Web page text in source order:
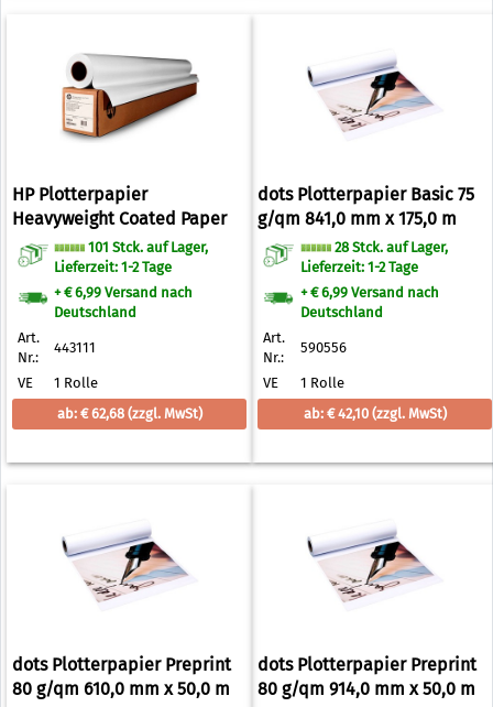
HP Plotterpapier
Heavyweight Coated Paper
130 g/qm 610,0 mm x 30,0 m
101 Stck. auf Lager,
Lieferzeit: 1-2 Tage
+ € 6,99 Versand nach
Deutschland
Art.
Nr.:
443111
VE
1 Rolle
ab: € 62,68 (zzgl. MwSt)
dots Plotterpapier Basic 75
g/qm 841,0 mm x 175,0 m
28 Stck. auf Lager,
Lieferzeit: 1-2 Tage
+ € 6,99 Versand nach
Deutschland
Art.
Nr.:
590556
VE
1 Rolle
ab: € 42,10 (zzgl. MwSt)
dots Plotterpapier Preprint
80 g/qm 610,0 mm x 50,0 m
dots Plotterpapier Preprint
80 g/qm 914,0 mm x 50,0 m